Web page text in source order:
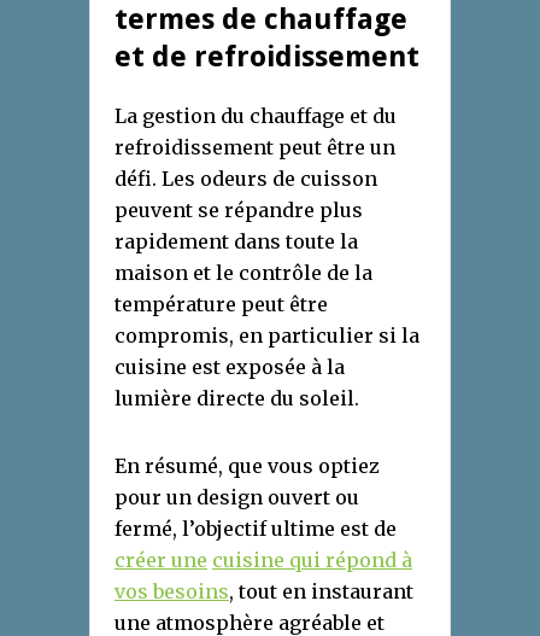
termes de chauffage
et de refroidissement
La gestion du chauffage et du
refroidissement peut être un
défi. Les odeurs de cuisson
peuvent se répandre plus
rapidement dans toute la
maison et le contrôle de la
température peut être
compromis, en particulier si la
cuisine est exposée à la
lumière directe du soleil.
En résumé, que vous optiez
pour un design ouvert ou
fermé, l’objectif ultime est de
créer une cuisine qui répond à
vos besoins, tout en instaurant
une atmosphère agréable et